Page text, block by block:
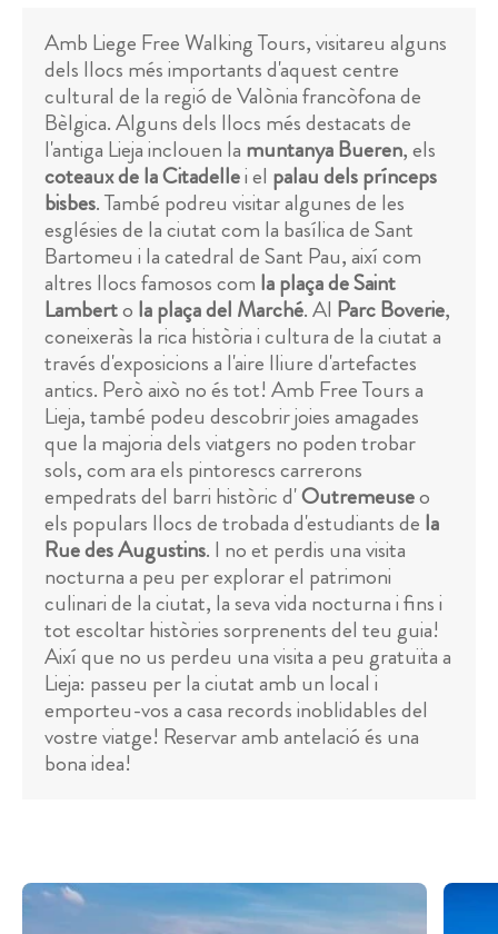
Amb Liege Free Walking Tours, visitareu alguns
dels llocs més importants d'aquest centre
cultural de la regió de Valònia francòfona de
Bèlgica. Alguns dels llocs més destacats de
l'antiga Lieja inclouen la muntanya Bueren, els
coteaux de la Citadellei el palau dels prínceps
bisbes. També podreu visitar algunes de les
esglésies de la ciutat com la basílica de Sant
Bartomeu i la catedral de Sant Pau, així com
altres llocs famosos com la plaça de Saint
Lamberto la plaça del Marché. Al Parc Boverie,
coneixeràs la rica història i cultura de la ciutat a
través d'exposicions a l'aire lliure d'artefactes
antics. Però això no és tot! Amb Free Tours a
Lieja, també podeu descobrir joies amagades
que la majoria dels viatgers no poden trobar
sols, com ara els pintorescs carrerons
empedrats del barri històric d'Outremeuseo
els populars llocs de trobada d'estudiants de la
Rue des Augustins. I no et perdis una visita
nocturna a peu per explorar el patrimoni
culinari de la ciutat, la seva vida nocturna i fins i
tot escoltar històries sorprenents del teu guia!
Així que no us perdeu una visita a peu gratuïta a
Lieja: passeu per la ciutat amb un local i
emporteu-vos a casa records inoblidables del
vostre viatge! Reservar amb antelació és una
bona idea!